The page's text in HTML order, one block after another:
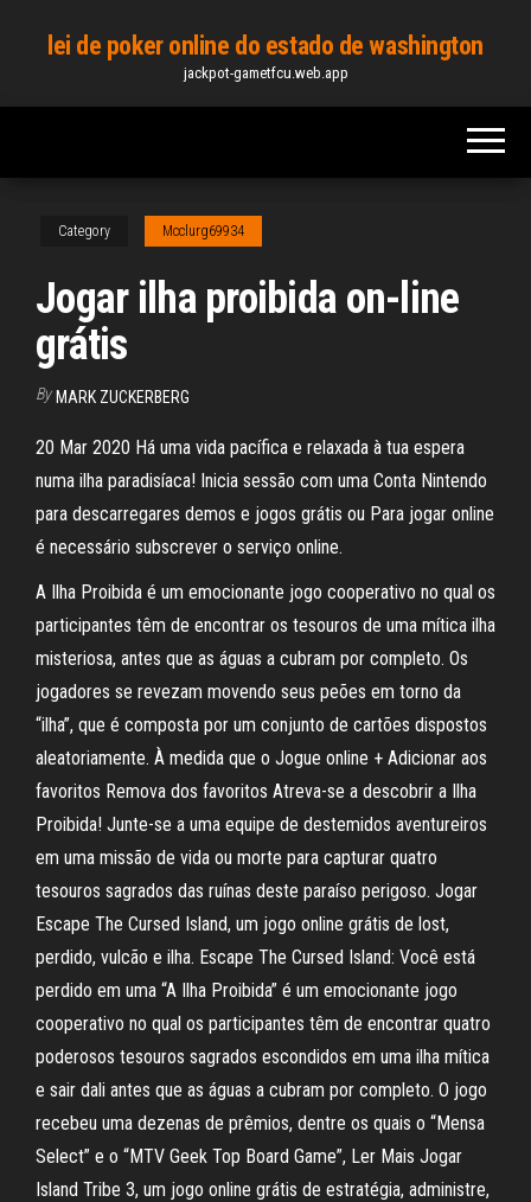
content
lei de poker online do estado de washington
jackpot-gametfcu.web.app
Category Mcclurg69934
Jogar ilha proibida on-line
grátis
By MARK ZUCKERBERG
20 Mar 2020 Há uma vida pacífica e relaxada à tua espera
numa ilha paradisíaca! Inicia sessão com uma Conta Nintendo
para descarregares demos e jogos grátis ou Para jogar online
é necessário subscrever o serviço online.
A Ilha Proibida é um emocionante jogo cooperativo no qual os
participantes têm de encontrar os tesouros de uma mítica ilha
misteriosa, antes que as águas a cubram por completo. Os
jogadores se revezam movendo seus peões em torno da
“ilha”, que é composta por um conjunto de cartões dispostos
aleatoriamente. À medida que o Jogue online + Adicionar aos
favoritos Remova dos favoritos Atreva-se a descobrir a Ilha
Proibida! Junte-se a uma equipe de destemidos aventureiros
em uma missão de vida ou morte para capturar quatro
tesouros sagrados das ruínas deste paraíso perigoso. Jogar
Escape The Cursed Island, um jogo online grátis de lost,
perdido, vulcão e ilha. Escape The Cursed Island: Você está
perdido em uma “A Ilha Proibida” é um emocionante jogo
cooperativo no qual os participantes têm de encontrar quatro
poderosos tesouros sagrados escondidos em uma ilha mítica
e sair dali antes que as águas a cubram por completo. O jogo
recebeu uma dezenas de prêmios, dentre os quais o “Mensa
Select” e o “MTV Geek Top Board Game”, Ler Mais Jogar
Island Tribe 3, um jogo online grátis de estratégia, administre,